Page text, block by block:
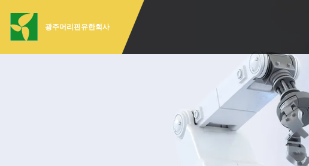
광주머리핀유한회사